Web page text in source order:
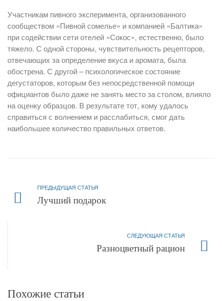
Участникам пивного эксперимента, организованного
сообществом «Пивной сомелье» и компанией «Балтика»
при содействии сети отелей «Сокос», естественно, было
тяжело. С одной стороны, чувствительность рецепторов,
отвечающих за определение вкуса и аромата, была
обострена. С другой – психологическое состояние
дегустаторов, которым без непосредственной помощи
официантов было даже не занять место за столом, влияло
на оценку образцов. В результате тот, кому удалось
справиться с волнением и расслабиться, смог дать
наибольшее количество правильных ответов.
ПРЕДЫДУЩАЯ СТАТЬЯ
Лучший подарок
СЛЕДУЮЩАЯ СТАТЬЯ
Разноцветный рацион
Похожие статьи